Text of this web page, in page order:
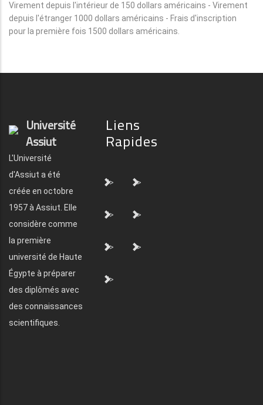
Virement depuis l'intérieur de 150 dollars américains - Virement
depuis l'étranger 1000 dollars américains - Frais d'inscription
pour la première fois 1500 dollars américains.
Université
Assiut
L'Université
d'Assiut a été
créée en octobre
1957 à Assiut. Elle
considère comme
la première
université de Haute
Égypte à préparer
des diplômés avec
des connaissances
scientifiques.
Liens
Rapides
"> ">
"> ">
"> ">
">